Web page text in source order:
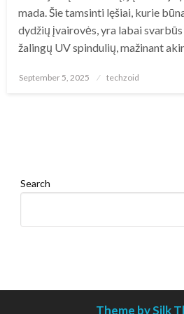
mada. Šie tamsinti lęšiai, kurie
dydžių įvairovės, yra labai
žalingų UV spindulių, mažinant
Posted
September 5, 2025 techzoid
Search
Theme by Silk